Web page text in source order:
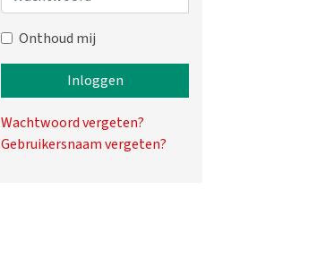
Onthoud mij
Inloggen
Wachtwoord vergeten?
Gebruikersnaam vergeten?